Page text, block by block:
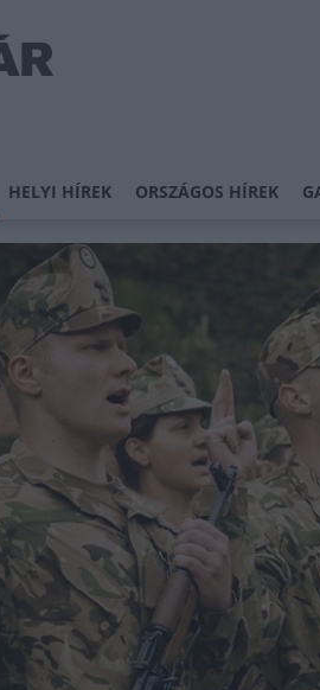
HELYI HÍREK ORSZÁGOS HÍREK